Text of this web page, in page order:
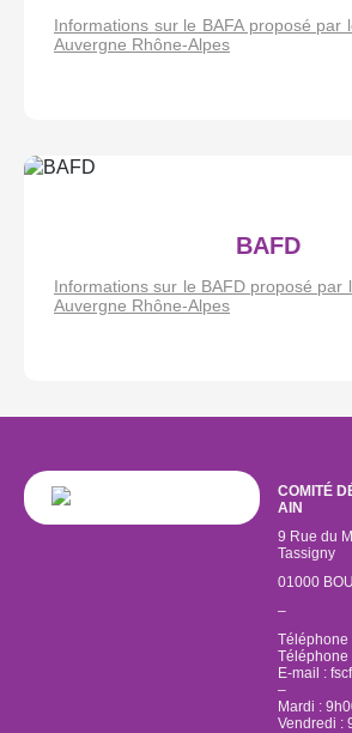
Informations sur le BAFA proposé par
Auvergne Rhône-Alpes
BAFD
Informations sur le BAFD proposé par
Auvergne Rhône-Alpes
COMITÉ
AIN
9 Rue du
Tassigny
01000
–
Téléphone
Téléphone
E-mail :
–
Mardi :
Vendredi :